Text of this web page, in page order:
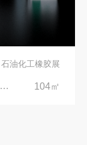
石油化工橡胶展
土耳其伊斯坦布尔聚氨酯展Putech Eurasia|土耳其国际会展中心 104㎡